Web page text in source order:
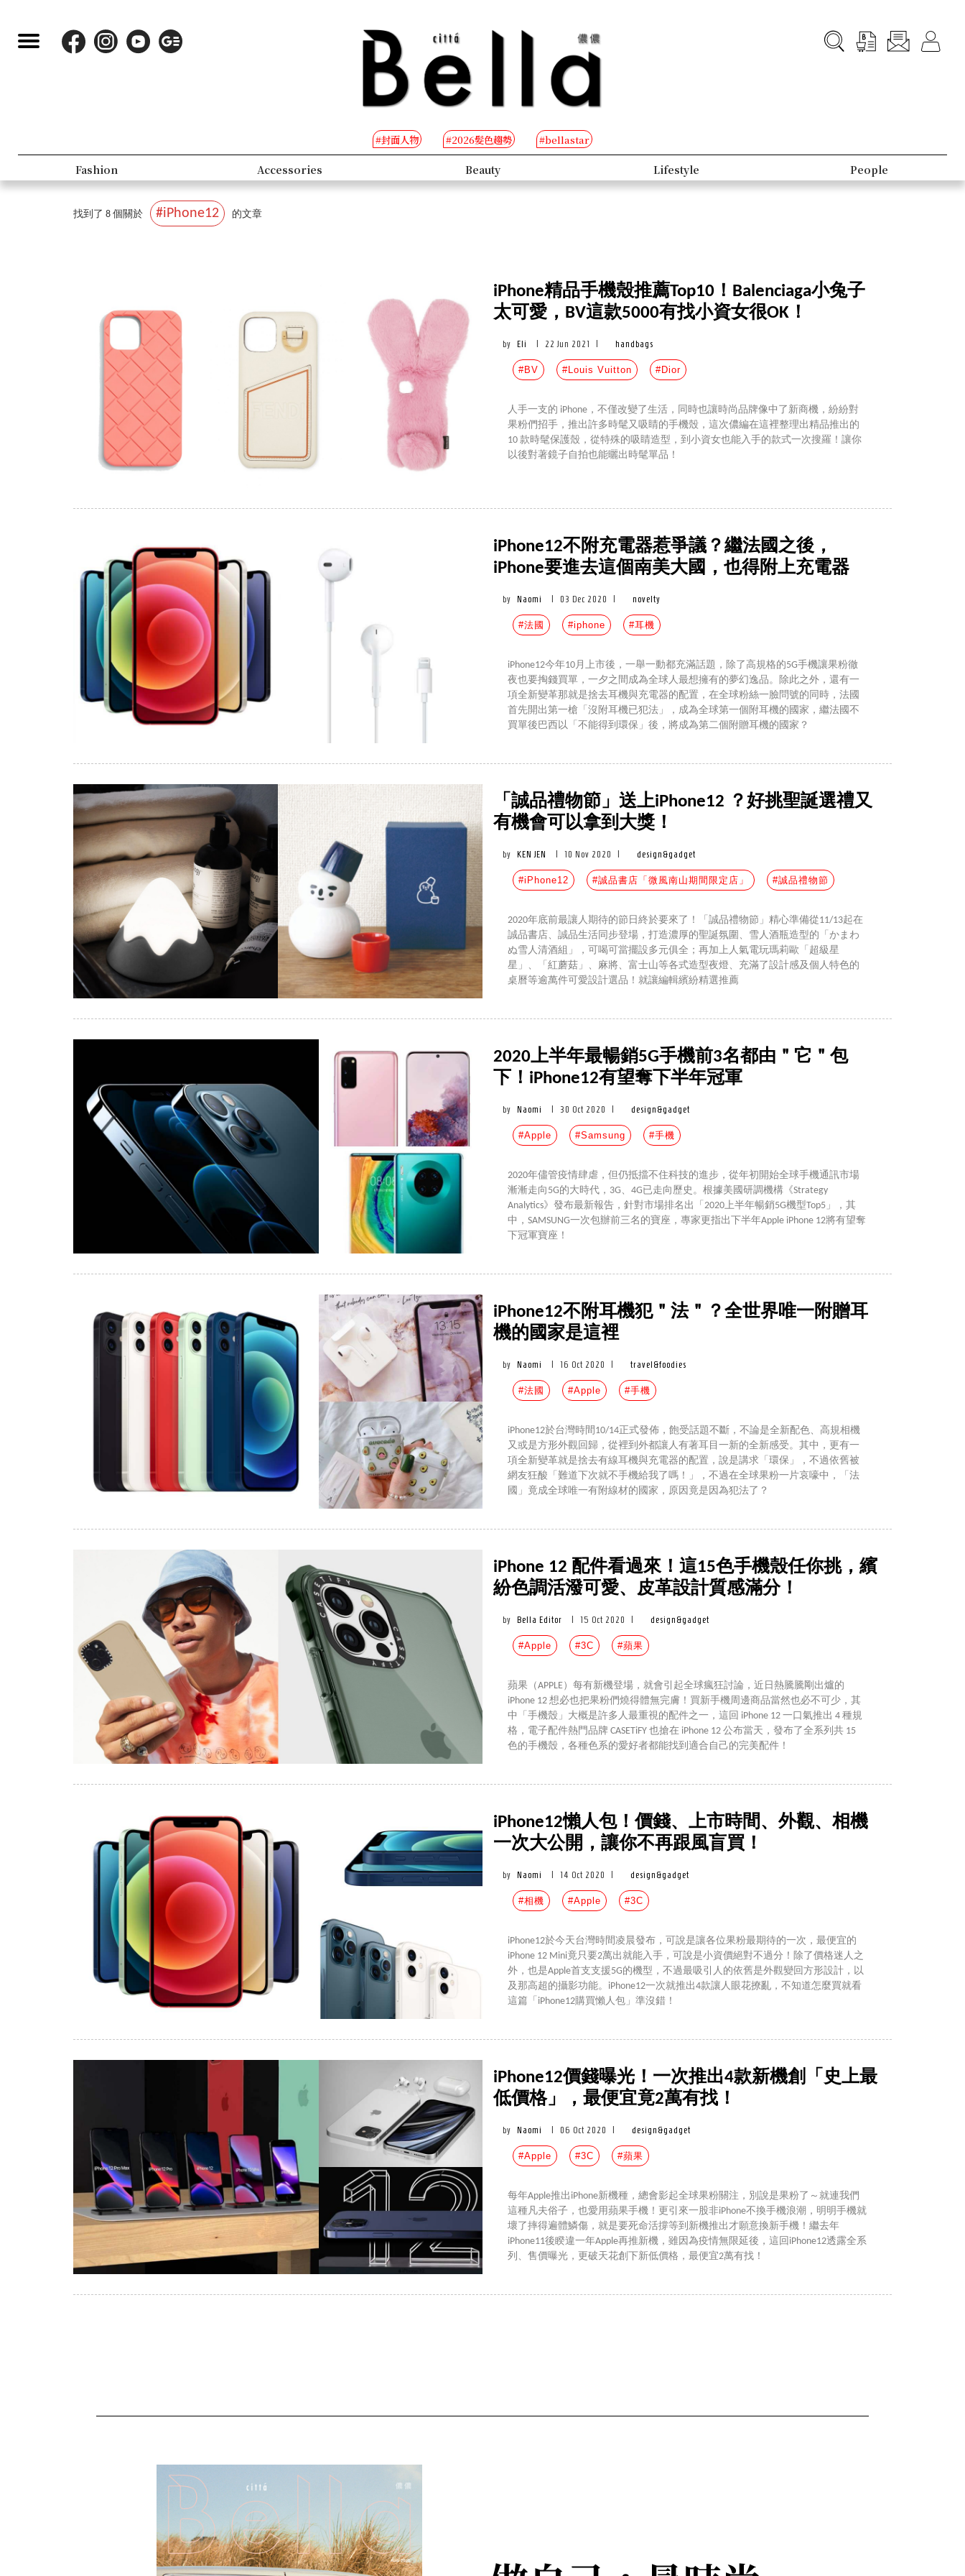
#封面人物 #2026髮色趨勢 #bellastar
Lifestyle
找到了 8 個關於 #iPhone12 的文章
iPhone精品手機殼推薦Top10！Balenciaga小兔子
太可愛，BV這款5000有找小資女很OK！
by Eli 22 Jun 2021 handbags
#BV #Louis Vuitton #Dior
人手一支的 iPhone，不僅改變了生活，同時也讓時尚品牌像中了新商機，紛紛對
果粉們招手，推出許多時髦又吸睛的手機殼，這次儂編在這裡整理出精品推出的
10 款時髦保護殼，從特殊的吸睛造型，到小資女也能入手的款式一次搜羅！讓你
以後對著鏡子自拍也能曬出時髦單品！
iPhone12不附充電器惹爭議？繼法國之後，
iPhone要進去這個南美大國，也得附上充電器
by Naomi 03 Dec 2020 novelty
#法國 #iphone #耳機
iPhone12今年10月上市後，一舉一動都充滿話題，除了高規格的5G手機讓果粉徹
夜也要掏錢買單，一夕之間成為全球人最想擁有的夢幻逸品。除此之外，還有一
項全新變革那就是捨去耳機與充電器的配置，在全球粉絲一臉問號的同時，法國
首先開出第一槍「沒附耳機已犯法」，成為全球第一個附耳機的國家，繼法國不
買單後巴西以「不能得到環保」後，將成為第二個附贈耳機的國家？
「誠品禮物節」送上iPhone12 ？好挑聖誕選禮又
有機會可以拿到大獎！
by KEN JEN 10 Nov 2020 design&gadget
#iPhone12 #誠品書店「微風南山期間限定店」 #誠品禮物節
2020年底前最讓人期待的節日終於要來了！「誠品禮物節」精心準備從11/13起在
誠品書店、誠品生活同步登場，打造濃厚的聖誕氛圍、雪人酒瓶造型的「かまわ
ぬ雪人清酒組」，可喝可當擺設多元俱全；再加上人氣電玩瑪莉歐「超級星
星」、「紅蘑菇」、麻將、富士山等各式造型夜燈、充滿了設計感及個人特色的
桌曆等逾萬件可愛設計選品！就讓編輯繽紛精選推薦
2020上半年最暢銷5G手機前3名都由＂它＂包
下！iPhone12有望奪下半年冠軍
by Naomi 30 Oct 2020 design&gadget
#Apple #Samsung #手機
2020年儘管疫情肆虐，但仍抵擋不住科技的進步，從年初開始全球手機通訊市場
漸漸走向5G的大時代，3G、4G已走向歷史。根據美國研調機構《Strategy
Analytics》發布最新報告，針對市場排名出「2020上半年暢銷5G機型Top5」，其
中，SAMSUNG一次包辦前三名的寶座，專家更指出下半年Apple iPhone 12將有望奪
下冠軍寶座！
iPhone12不附耳機犯＂法＂？全世界唯一附贈耳
機的國家是這裡
by Naomi 16 Oct 2020 travel&foodies
#法國 #Apple #手機
iPhone12於台灣時間10/14正式發佈，飽受話題不斷，不論是全新配色、高規相機
又或是方形外觀回歸，從裡到外都讓人有著耳目一新的全新感受。其中，更有一
項全新變革就是捨去有線耳機與充電器的配置，說是講求「環保」，不過依舊被
網友狂酸「難道下次就不手機給我了嗎！」，不過在全球果粉一片哀嚎中，「法
國」竟成全球唯一有附線材的國家，原因竟是因為犯法了？
iPhone 12 配件看過來！這15色手機殼任你挑，繽
紛色調活潑可愛、皮革設計質感滿分！
by Bella Editor 15 Oct 2020 design&gadget
#Apple #3C #蘋果
蘋果（APPLE）每有新機登場，就會引起全球瘋狂討論，近日熱騰騰剛出爐的
iPhone 12 想必也把果粉們燒得體無完膚！買新手機周邊商品當然也必不可少，其
中「手機殼」大概是許多人最重視的配件之一，這回 iPhone 12 一口氣推出 4 種規
格，電子配件熱門品牌 CASETiFY 也搶在 iPhone 12 公布當天，發布了全系列共 15
色的手機殼，各種色系的愛好者都能找到適合自己的完美配件！
iPhone12懶人包！價錢、上市時間、外觀、相機
一次大公開，讓你不再跟風盲買！
by Naomi 14 Oct 2020 design&gadget
#相機 #Apple #3C
iPhone12於今天台灣時間凌晨發布，可說是讓各位果粉最期待的一次，最便宜的
iPhone 12 Mini竟只要2萬出就能入手，可說是小資價絕對不過分！除了價格迷人之
外，也是Apple首支支援5G的機型，不過最吸引人的依舊是外觀變回方形設計，以
及那高超的攝影功能。iPhone12一次就推出4款讓人眼花撩亂，不知道怎麼買就看
這篇「iPhone12購買懶人包」準沒錯！
iPhone12價錢曝光！一次推出4款新機創「史上最
低價格」，最便宜竟2萬有找！
by Naomi 06 Oct 2020 design&gadget
#Apple #3C #蘋果
每年Apple推出iPhone新機種，總會影起全球果粉關注，別說是果粉了～就連我們
這種凡夫俗子，也愛用蘋果手機！更引來一股非iPhone不換手機浪潮，明明手機就
壞了摔得遍體鱗傷，就是要死命活撐等到新機推出才願意換新手機！繼去年
iPhone11後睽違一年Apple再推新機，雖因為疫情無限延後，這回iPhone12透露全系
列、售價曝光，更破天花創下新低價格，最便宜2萬有找！